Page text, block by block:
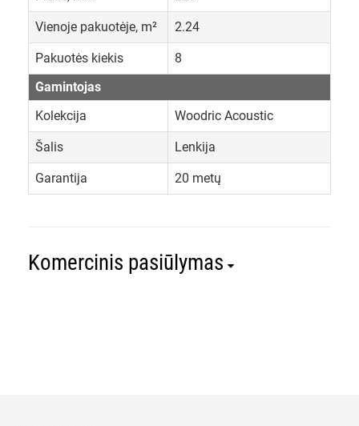
Vienoje pakuotėje, m² 2.24
Pakuotės kiekis
8
Gamintojas
Kolekcija
Woodric Acoustic
Šalis Lenkija
Garantija 20 metų
Komercinis pasiūlymas